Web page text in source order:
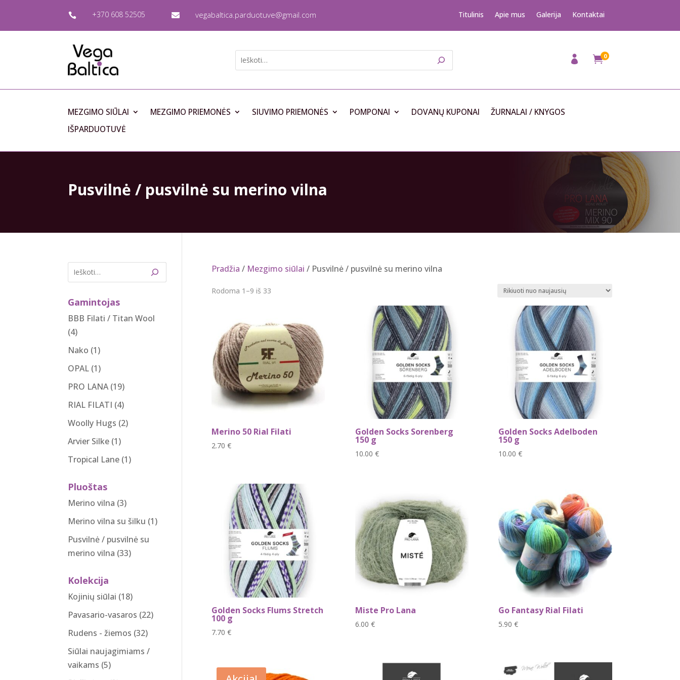
 +370 608 52505  vegabaltica.parduotuve@gmail.com Titulinis Apie mus Galerija Kontaktai
0
MEZGIMO SIŪLAI MEZGIMO PRIEMONĖS SIUVIMO PRIEMONĖS POMPONAI DOVANŲ KUPONAI
ŽURNALAI / KNYGOS
IŠPARDUOTUVĖ
Pusvilnė / pusvilnė su merino vilna
Pradžia / Mezgimo siūlai / Pusvilnė / pusvilnė su merino vilna
Rodoma 1–9 iš 33Rūšiuojama
Merino 50 Rial Filati
2.70 €
Golden Socks Sorenberg
150 g
10.00 €
Golden Socks Adelboden
150 g
10.00€
Golden Socks Flums Stretch
100 g
7.70 €
Miste Pro Lana
6.00 €
Go Fantasy Rial Filati
5.90€
Gamintojas
BBB Filati / Titan Wool
(4)
Nako (1)
OPAL (1)
PRO LANA (19)
RIAL FILATI (4)
Woolly Hugs (2)
Arvier Silke (1)
Tropical Lane (1)
Pluoštas
Merino vilna (3)
Merino vilna su šilku (1)
Pusvilnė / pusvilnė su
merino vilna (33)
Kolekcija
Kojinių siūlai (18)
Pavasario-vasaros (22)
Rudens - žiemos (32)
Siūlai naujagimiams /
vaikams (5)